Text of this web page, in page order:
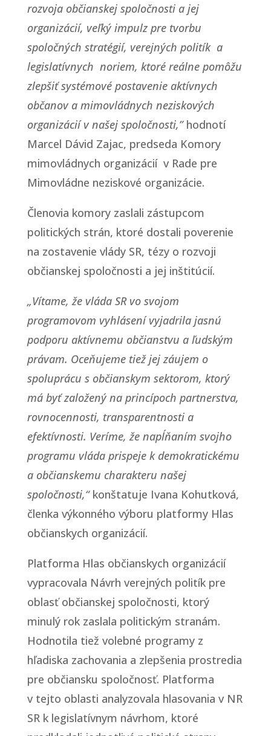
rozvoja občianskej spoločnosti a jej
organizácií, veľký impulz pre tvorbu
spoločných stratégií, verejných politík a
legislatívnych noriem, ktoré reálne pomôžu
zlepšiť systémové postavenie aktívnych
občanov a mimovládnych neziskových
organizácií v našej spoločnosti,”hodnotí
Marcel Dávid Zajac, predseda Komory
mimovládnych organizácií v Rade pre
Mimovládne neziskové organizácie.
Členovia komory zaslali zástupcom
politických strán, ktoré dostali poverenie
na zostavenie vlády SR, tézy o rozvoji
občianskej spoločnosti a jej inštitúcií.
„Vítame, že vláda SR vo svojom
programovom vyhlásení vyjadrila jasnú
podporu aktívnemu občianstvu a ľudským
právam. Oceňujeme tiež jej záujem o
spoluprácu s občianskym sektorom, ktorý
má byť založený na princípoch partnerstva,
rovnocennosti, transparentnosti a
efektívnosti. Veríme, že napĺňaním svojho
programu vláda prispeje k demokratickému
a občianskemu charakteru našej
spoločnosti,“konštatuje Ivana Kohutková,
členka výkonného výboru platformy Hlas
občianskych organizácií.
Platforma Hlas občianskych organizácií
vypracovala Návrh verejných politík pre
oblasť občianskej spoločnosti, ktorý
minulý rok zaslala politickým stranám.
Hodnotila tiež volebné programy z
hľadiska zachovania a zlepšenia prostredia
pre občiansku spoločnosť. Platforma
v tejto oblasti analyzovala hlasovania v NR
SR k legislatívnym návrhom, ktoré